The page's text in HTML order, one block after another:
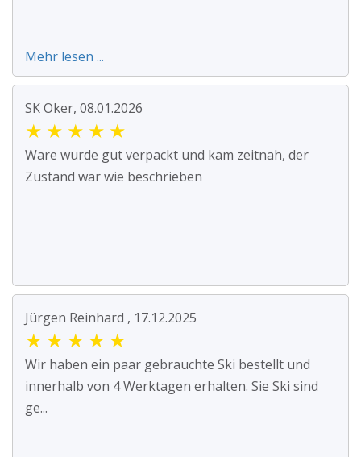
Mehr lesen ...
SK Oker, 08.01.2026
★ ★ ★ ★ ★
Ware wurde gut verpackt und kam zeitnah, der
Zustand war wie beschrieben
Jürgen Reinhard , 17.12.2025
★ ★ ★ ★ ★
Wir haben ein paar gebrauchte Ski bestellt und
innerhalb von 4 Werktagen erhalten. Sie Ski sind
ge...